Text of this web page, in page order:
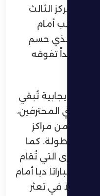
المركز الثالث
في اختبار صعب أمام
والذي حسم
مؤكداً تفوقه
إيجابية تُبقي
دوري المحترفين،
من مراكز
من البطولة. كما
الأخرى التي تُقام
مباراتا دبا أمام
أملاً في تعثر